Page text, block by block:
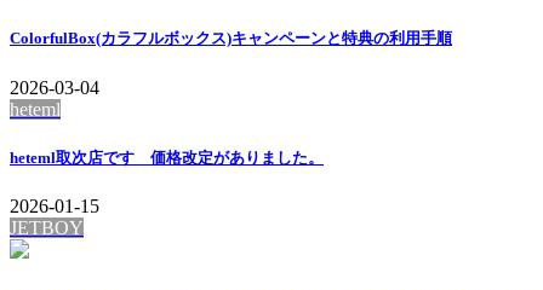
ColorfulBox(カラフルボックス)キャンペーンと特典の利用手順
2026-03-04
heteml
heteml取次店です 価格改定がありました。
2026-01-15
JETBOY